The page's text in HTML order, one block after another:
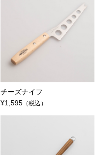
チーズナイフ
¥1,595 （税込）